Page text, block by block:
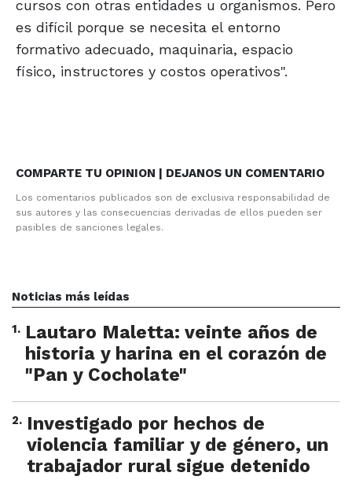
cursos con otras entidades u organismos. Pero
es difícil porque se necesita el entorno
formativo adecuado, maquinaria, espacio
físico, instructores y costos operativos".
COMPARTE TU OPINION | DEJANOS UN COMENTARIO
Los comentarios publicados son de exclusiva responsabilidad de
sus autores y las consecuencias derivadas de ellos pueden ser
pasibles de sanciones legales.
Noticias más leídas
1. Lautaro Maletta: veinte años de
historia y harina en el corazón de
"Pan y Cocholate"
2. Investigado por hechos de
violencia familiar y de género, un
trabajador rural sigue detenido